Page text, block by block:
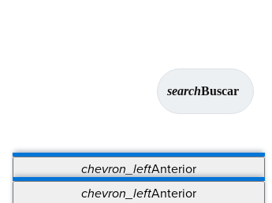
searchBuscar
chevron_leftAnterior
chevron_leftAnterior